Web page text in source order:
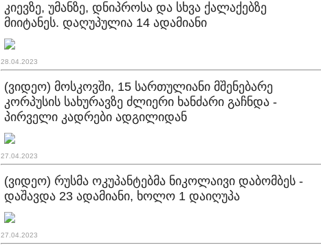
კიევზე, უმანზე, დნიპროსა და სხვა ქალაქებზე
მიიტანეს. დაღუპულია 14 ადამიანი
28.04.2023
(ვიდეო) მოსკოვში, 15 სართულიანი მშენებარე
კორპუსის სახურავზე ძლიერი ხანძარი გაჩნდა -
პირველი კადრები ადგილიდან
27.04.2023
(ვიდეო) რუსმა ოკუპანტებმა ნიკოლაივი დაბომბეს -
დაშავდა 23 ადამიანი, ხოლო 1 დაიღუპა
27.04.2023